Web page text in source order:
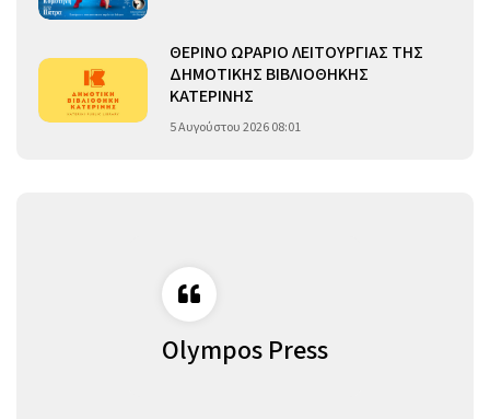
ΘΕΡΙΝΟ ΩΡΑΡΙΟ ΛΕΙΤΟΥΡΓΙΑΣ ΤΗΣ
ΔΗΜΟΤΙΚΗΣ ΒΙΒΛΙΟΘΗΚΗΣ
ΚΑΤΕΡΙΝΗΣ
5 Αυγούστου 2026 08:01
Olympos Press